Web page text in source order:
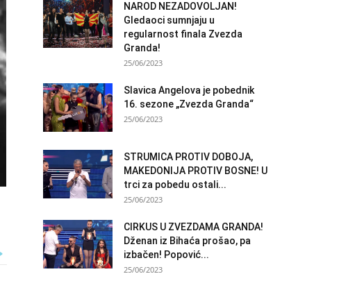
NAROD NEZADOVOLJAN!
Gledaoci sumnjaju u
regularnost finala Zvezda
Granda!
25/06/2023
Slavica Angelova je pobednik
16. sezone „Zvezda Granda“
25/06/2023
STRUMICA PROTIV DOBOJA,
MAKEDONIJA PROTIV BOSNE! U
trci za pobedu ostali...
25/06/2023
CIRKUS U ZVEZDAMA GRANDA!
Dženan iz Bihaća prošao, pa
izbačen! Popović...
25/06/2023